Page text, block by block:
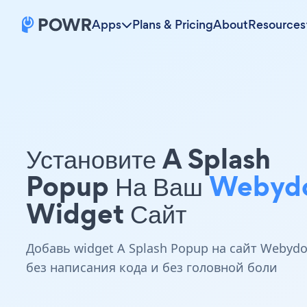
Apps Plans & PricingAboutResources
Установите A Splash
Popup На Ваш
Widget Сайт
Добавь widget A Splash Popup на сайт Webydo
без написания кода и без головной боли